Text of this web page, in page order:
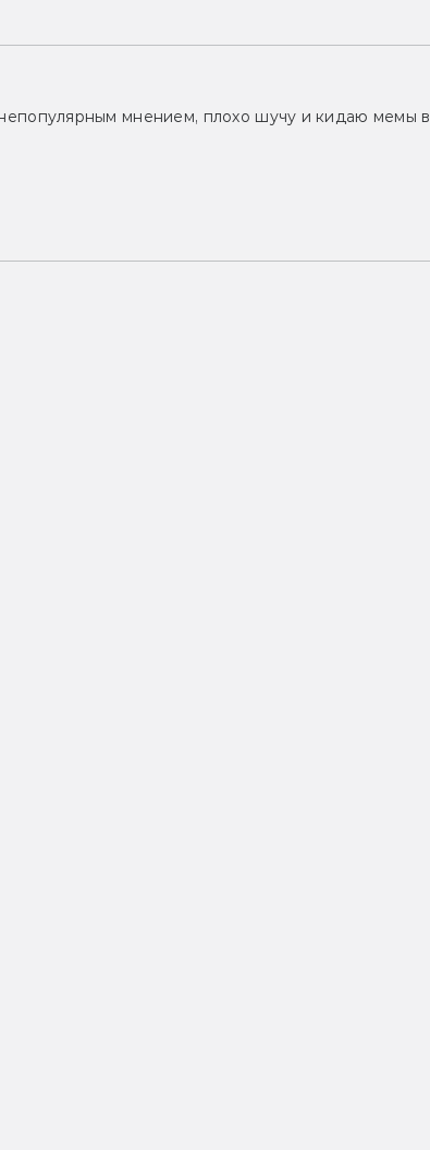
мнением, плохо шучу и кидаю мемы в